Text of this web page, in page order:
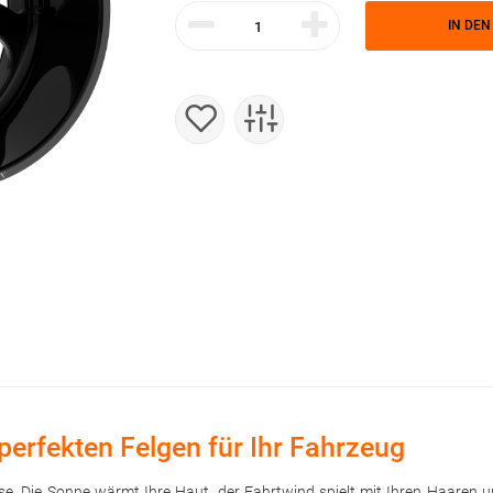
IN
Felgen für Ihr Fahrzeug